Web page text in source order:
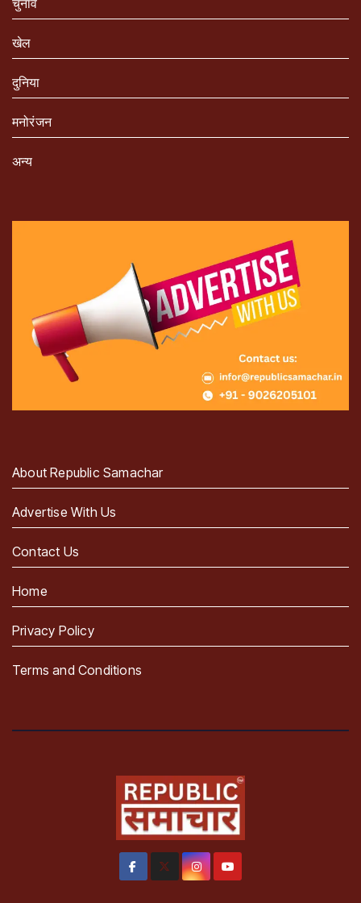
चुनाव
खेल
दुनिया
मनोरंजन
अन्य
About Republic Samachar
Advertise With Us
Contact Us
Home
Privacy Policy
Terms and Conditions